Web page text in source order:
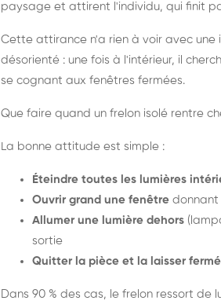
paysage et attirent l'individu, qui finit
Cette attirance n'a rien à voir avec
désorienté : une fois à l'intérieur, il
se cognant aux fenêtres fermées.
Que faire quand un frelon isolé rentre
La bonne attitude est simple :
Éteindre toutes les lumières
Ouvrir grand une fenêtre donnant
Allumer une lumière dehors
sortie
Quitter la pièce et la laisser
Dans 90 % des cas, le frelon ressort de